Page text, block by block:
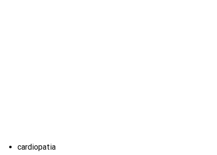
cardiopatia